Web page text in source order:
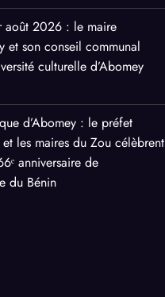
août 2026 : le maire
et son conseil communal
culturelle d’Abomey
d’Abomey : le préfet
les maires du Zou célèbrent
anniversaire de
du Bénin